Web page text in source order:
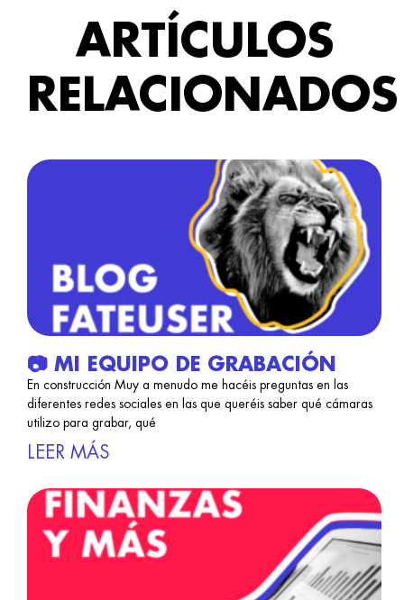
ARTÍCULOS
RELACIONADOS
📷 MI EQUIPO DE GRABACIÓN
En construcción Muy a menudo me hacéis preguntas en las
diferentes redes sociales en las que queréis saber qué cámaras
utilizo para grabar, qué
LEER MÁS